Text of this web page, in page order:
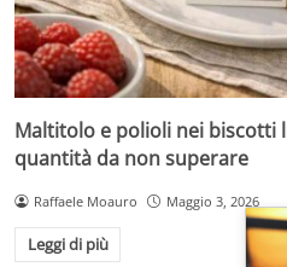
Maltitolo e polioli nei biscotti
quantità da non superare
Raffaele Moauro Maggio 3, 2026
Leggi di più